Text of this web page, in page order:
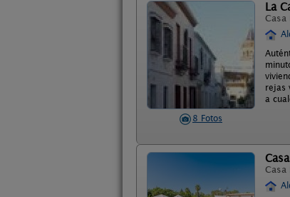
8 Fotos
La
Casa
rejas
a
Casa